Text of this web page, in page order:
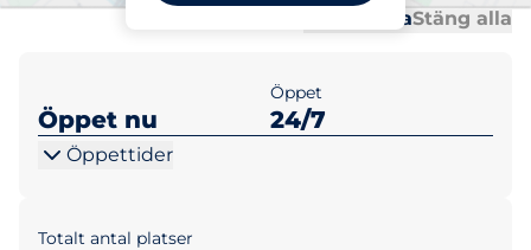
Öppna allaStäng alla
Öppet nu
Öppet
24/7
Öppettider
Totalt antal platser